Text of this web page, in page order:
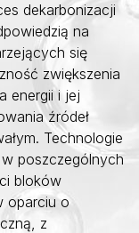
dekarbonizacji
na
się
zwiększenia
energii i jej
źródeł
Technologie
poszczególnych
bloków
oparciu o
z